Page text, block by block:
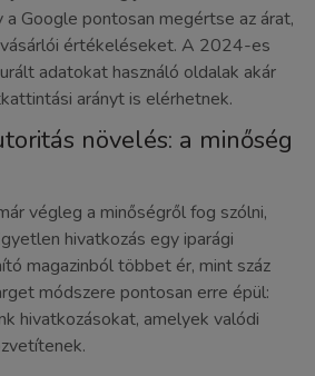
Google pontosan megértse az árat,
értékeléseket. A 2024-es
adatokat használó oldalak akár
arányt is elérhetnek.
növelés: a minőség
végleg a minőségről fog szólni,
hivatkozás egy iparági
magazinból többet ér, mint száz
módszere pontosan erre épül:
hivatkozásokat, amelyek valódi